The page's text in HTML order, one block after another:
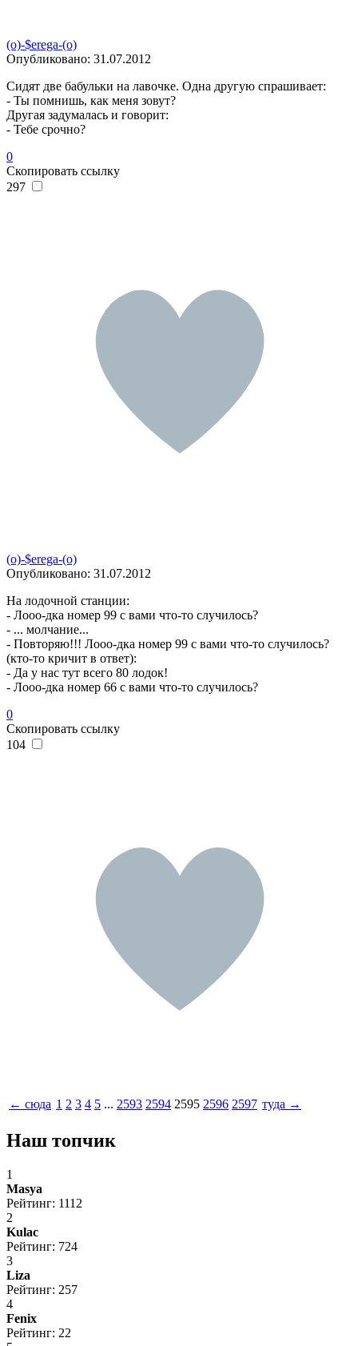
(o)-$erega-(o)
Опубликовано: 31.07.2012
Сидят две бабульки на лавочке. Одна другую спрашивает:
- Ты помнишь, как меня зовут?
Другая задумалась и говорит:
- Тебе срочно?
0
Скопировать ссылку
297
(o)-$erega-(o)
Опубликовано: 31.07.2012
На лодочной станции:
- Лооо-дка номер 99 с вами что-то случилось?
- ... молчание...
- Повторяю!!! Лооо-дка номер 99 с вами что-то случилось?
(кто-то кричит в ответ):
- Да у нас тут всего 80 лодок!
- Лооо-дка номер 66 с вами что-то случилось?
0
Скопировать ссылку
104
← сюда 1 2 3 4 5 ... 2593 2594 2595 2596 2597 туда →
Наш топчик
1
Masya
Рейтинг: 1112
2
Kulac
Рейтинг: 724
3
Liza
Рейтинг: 257
4
Fenix
Рейтинг: 22